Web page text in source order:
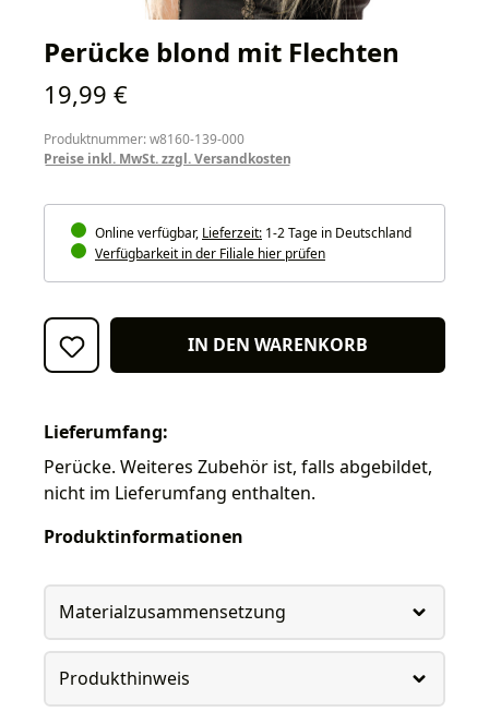
Perücke blond mit Flechten
Regulärer Preis:
19,99 €
Produktnummer: w8160-139-000
Preise inkl. MwSt. zzgl. Versandkosten
Online verfügbar, Lieferzeit: 1-2 Tage in Deutschland
Verfügbarkeit in der Filiale hier prüfen
IN DEN WARENKORB
Lieferumfang:
Perücke. Weiteres Zubehör ist, falls abgebildet,
nicht im Lieferumfang enthalten.
Produktinformationen
Materialzusammensetzung
Produkthinweis